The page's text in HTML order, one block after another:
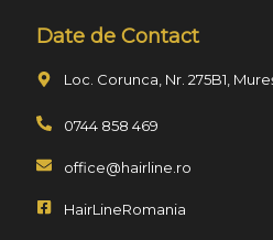
Date de Contact
Loc. Corunca, Nr. 275B1,
0744 858 469
office@hairline.ro
HairLineRomania